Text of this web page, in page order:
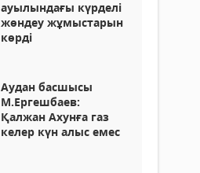
ауылындағы күрделі
жөндеу жұмыстарын
көрді
Аудан басшысы
М.Ергешбаев:
Қалжан Ахунға газ
келер күн алыс емес